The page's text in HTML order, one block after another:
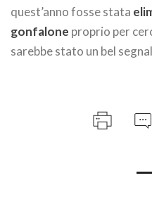
quest’anno fosse stata
gonfalone proprio per
sarebbe stato un bel